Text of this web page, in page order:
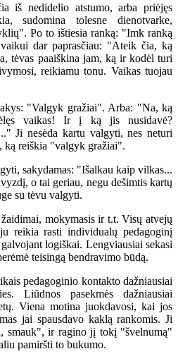
nedidelio atstumo, arba priėjęs
sudomina tolesne dienotvarke,
Po to ištiesia ranką: "Imk ranką
dar paprasčiau: "Ateik čia, ką
tėvas paaiškina jam, ką ir kodėl turi
reikiamu tonu. Vaikas tuojau
"Valgyk gražiai". Arba: "Na, ką
vaikas! Ir į ką jis nusidavė?
Ji nesėda kartu valgyti, nes neturi
ką reiškia "valgyk gražiai".
sakydamas: "Išalkau kaip vilkas...
o tai geriau, negu dešimtis kartų
su tėvu valgyti.
mokymasis ir t.t. Visų atvejų
reikia rasti individualų pedagoginį
logiškai. Lengviausiai sekasi
teisingą bendravimo būdą.
pedagoginio kontakto dažniausiai
Liūdnos pasekmės dažniausiai
Viena motina juokdavosi, kai jos
jai spausdavo kaklą rankomis. Ji
smauk", ir ragino jį tokį "švelnumą"
pamiršti to bukumo.